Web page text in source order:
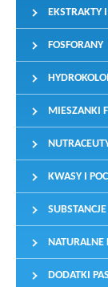
EKSTRAKTY
FOSFORANY
MIESZANKI
KWASY I
NATURALNE
DODATKI